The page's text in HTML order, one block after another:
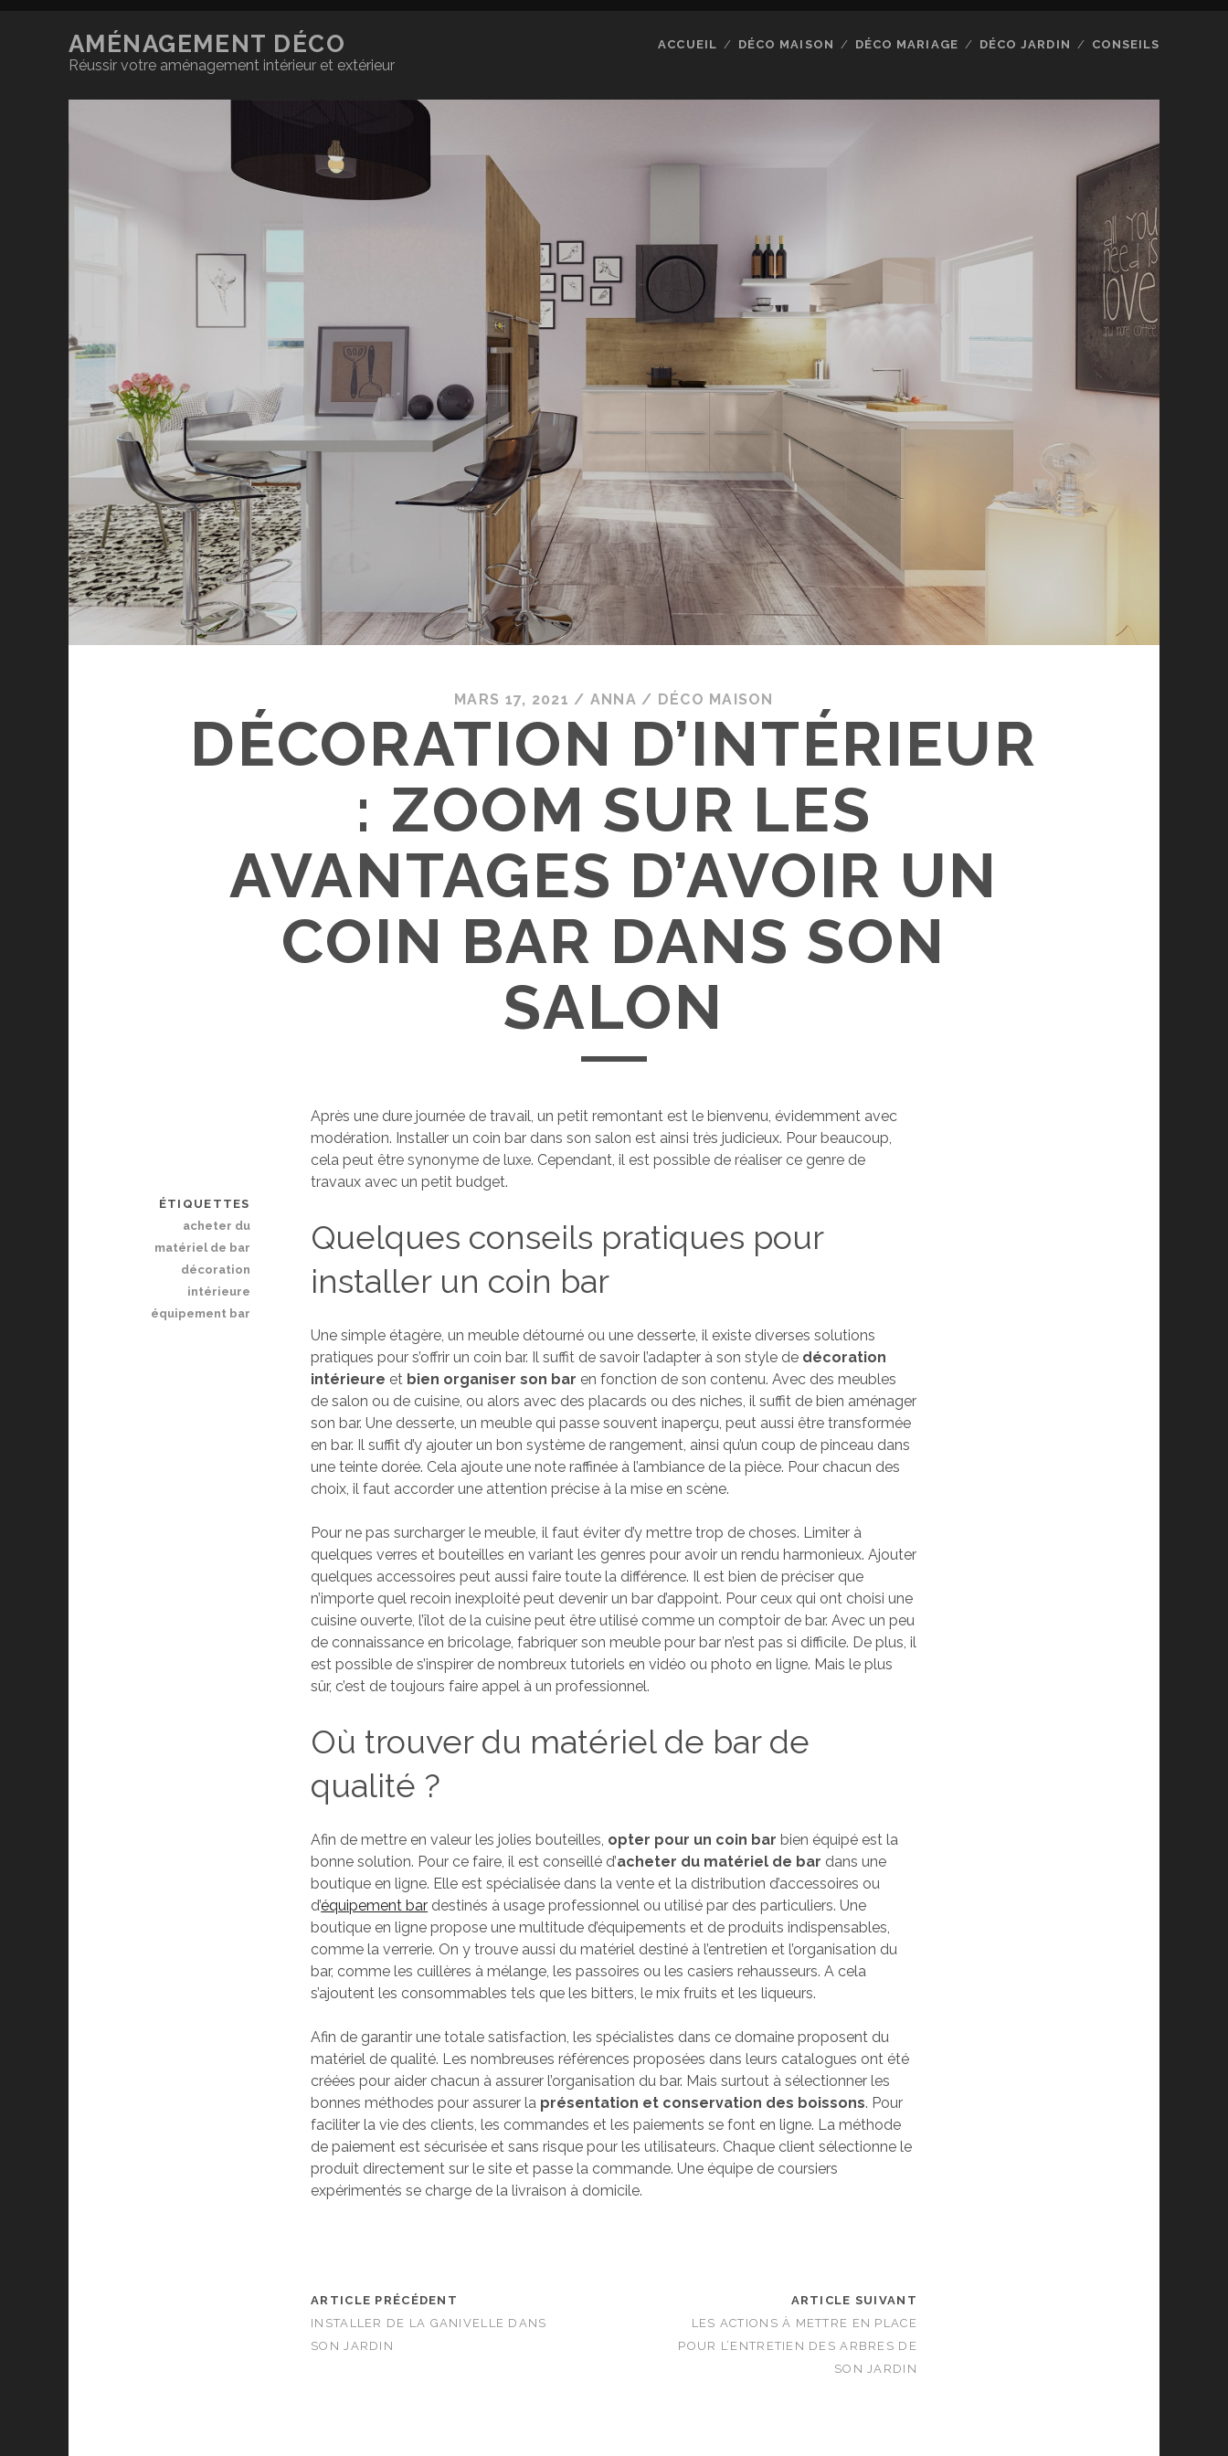
AMÉNAGEMENT DÉCO
Réussir votre aménagement intérieur et extérieur
ACCUEIL DÉCO MAISON DÉCO MARIAGE DÉCO JARDIN CONSEILS
MARS 17, 2021 / ANNA / DÉCO MAISON
DÉCORATION D’INTÉRIEUR
: ZOOM SUR LES
AVANTAGES D’AVOIR UN
COIN BAR DANS SON
SALON
Après une dure journée de travail, un petit remontant est le bienvenu, évidemment avec
modération. Installer un coin bar dans son salon est ainsi très judicieux. Pour beaucoup,
cela peut être synonyme de luxe. Cependant, il est possible de réaliser ce genre de
travaux avec un petit budget.
Quelques conseils pratiques pour
installer un coin bar
Une simple étagère, un meuble détourné ou une desserte, il existe diverses solutions
pratiques pour s’offrir un coin bar. Il suffit de savoir l’adapter à son style de décoration
intérieure et bien organiser son bar en fonction de son contenu. Avec des meubles
de salon ou de cuisine, ou alors avec des placards ou des niches, il suffit de bien aménager
son bar. Une desserte, un meuble qui passe souvent inaperçu, peut aussi être transformée
en bar. Il suffit d’y ajouter un bon système de rangement, ainsi qu’un coup de pinceau dans
une teinte dorée. Cela ajoute une note raffinée à l’ambiance de la pièce. Pour chacun des
choix, il faut accorder une attention précise à la mise en scène.
Pour ne pas surcharger le meuble, il faut éviter d’y mettre trop de choses. Limiter à
quelques verres et bouteilles en variant les genres pour avoir un rendu harmonieux. Ajouter
quelques accessoires peut aussi faire toute la différence. Il est bien de préciser que
n’importe quel recoin inexploité peut devenir un bar d’appoint. Pour ceux qui ont choisi une
cuisine ouverte, l’îlot de la cuisine peut être utilisé comme un comptoir de bar. Avec un peu
de connaissance en bricolage, fabriquer son meuble pour bar n’est pas si difficile. De plus, il
est possible de s’inspirer de nombreux tutoriels en vidéo ou photo en ligne. Mais le plus
sûr, c’est de toujours faire appel à un professionnel.
Où trouver du matériel de bar de
qualité ?
Afin de mettre en valeur les jolies bouteilles, opter pour un coin bar bien équipé est la
bonne solution. Pour ce faire, il est conseillé d’acheter du matériel de bar dans une
boutique en ligne. Elle est spécialisée dans la vente et la distribution d’accessoires ou
d’équipement bar destinés à usage professionnel ou utilisé par des particuliers. Une
boutique en ligne propose une multitude d’équipements et de produits indispensables,
comme la verrerie. On y trouve aussi du matériel destiné à l’entretien et l’organisation du
bar, comme les cuillères à mélange, les passoires ou les casiers rehausseurs. A cela
s’ajoutent les consommables tels que les bitters, le mix fruits et les liqueurs.
Afin de garantir une totale satisfaction, les spécialistes dans ce domaine proposent du
matériel de qualité. Les nombreuses références proposées dans leurs catalogues ont été
créées pour aider chacun à assurer l’organisation du bar. Mais surtout à sélectionner les
bonnes méthodes pour assurer la présentation et conservation des boissons. Pour
faciliter la vie des clients, les commandes et les paiements se font en ligne. La méthode
de paiement est sécurisée et sans risque pour les utilisateurs. Chaque client sélectionne le
produit directement sur le site et passe la commande. Une équipe de coursiers
expérimentés se charge de la livraison à domicile.
ARTICLE PRÉCÉDENT
INSTALLER DE LA GANIVELLE DANS
SON JARDIN
ARTICLE SUIVANT
LES ACTIONS À METTRE EN PLACE
POUR L’ENTRETIEN DES ARBRES DE
SON JARDIN
ÉTIQUETTES
acheter du
matériel de bar
décoration
intérieure
équipement bar